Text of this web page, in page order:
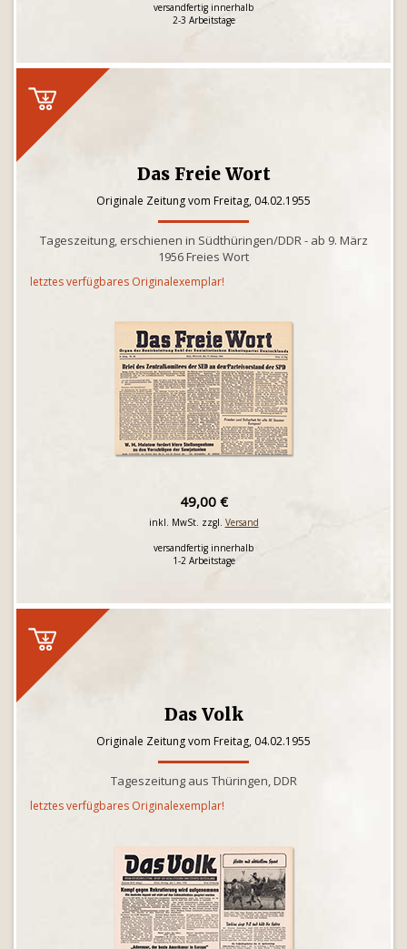
versandfertig innerhalb
2-3 Arbeitstage
Das Freie Wort
Originale Zeitung vom Freitag, 04.02.1955
Tageszeitung, erschienen in Südthüringen/DDR - ab 9. März
1956 Freies Wort
letztes verfügbares Originalexemplar!
49,00 €
inkl. MwSt. zzgl. Versand
versandfertig innerhalb
1-2 Arbeitstage
Das Volk
Originale Zeitung vom Freitag, 04.02.1955
Tageszeitung aus Thüringen, DDR
letztes verfügbares Originalexemplar!